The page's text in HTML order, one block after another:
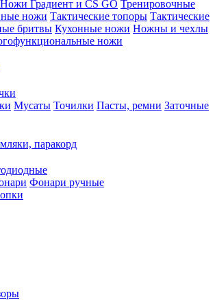
Ножи Градиент и CS GO Тренировочные
ножи Тактические топоры Тактические
бритвы Кухонные ножи Ножны и чехлы
ножи
Мусаты Точилки Пасты, ремни Заточные
паракорд
Фонари ручные